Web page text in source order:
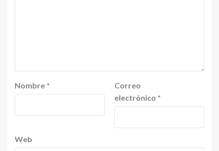
Nombre *
Correo
electrónico *
Web